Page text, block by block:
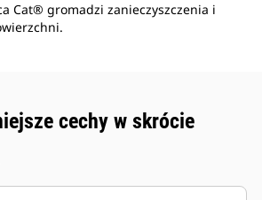
Cat® gromadzi zanieczyszczenia i
cechy w skrócie